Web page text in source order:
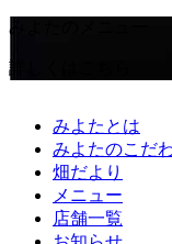
みよたのメニュー
詳しくはこちら
みよたとは
みよたのこだ
畑だより
メニュー
店舗一覧